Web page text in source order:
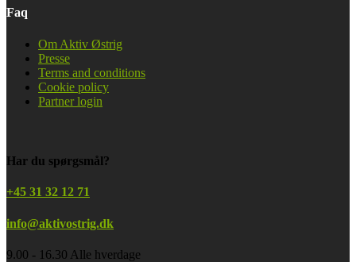
Faq
Om Aktiv Østrig
Presse
Terms and conditions
Cookie policy
Partner login
Har du spørgsmål?
+45 31 32 12 71
info@aktivostrig.dk
9.00 - 16.30 Alle hverdage